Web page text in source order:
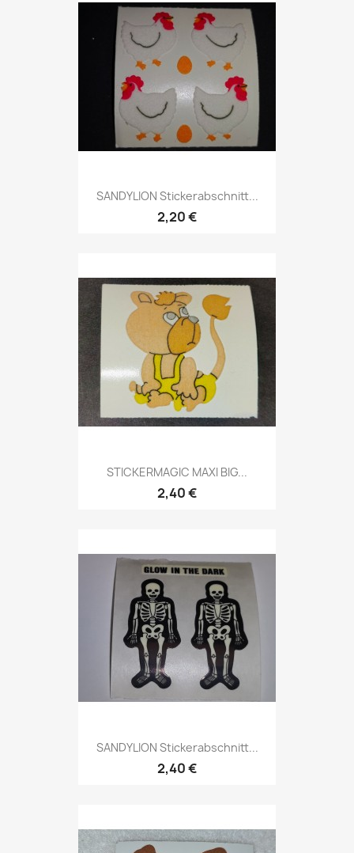
SANDYLION Stickerabschnitt...
2,20 €
STICKERMAGIC MAXI BIG...
2,40 €
SANDYLION Stickerabschnitt...
2,40 €